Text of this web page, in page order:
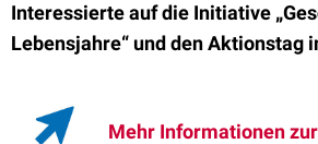
Interessierte auf die Initiative
Lebensjahre“ und den Aktionstag
Mehr Informationen